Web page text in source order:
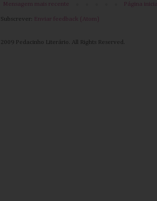
Mensagem mais recente Página inicial
Subscrever: Enviar feedback (Atom)
2009 Pedacinho Literário. All Rights Reserved.